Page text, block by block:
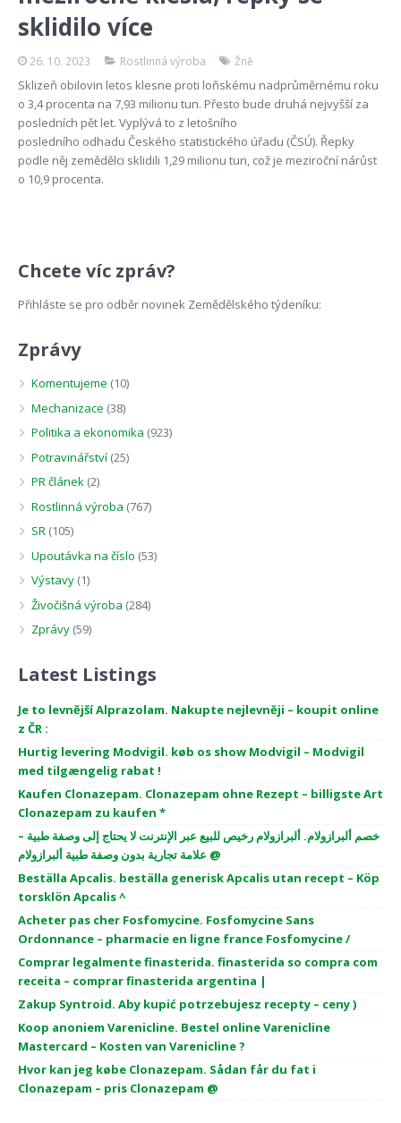
sklidilo více
26. 10. 2023 Rostlinná výroba Žně
Sklizeň obilovin letos klesne proti loňskému nadprůměrnému roku
o 3,4 procenta na 7,93 milionu tun. Přesto bude druhá nejvyšší za
posledních pět let. Vyplývá to z letošního
posledního odhadu Českého statistického úřadu (ČSÚ). Řepky
podle něj zemědělci sklidili 1,29 milionu tun, což je meziroční nárůst
o 10,9 procenta.
Chcete víc zpráv?
Přihláste se pro odběr novinek Zemědělského týdeníku:
Zprávy
Komentujeme (10)
Mechanizace (38)
Politika a ekonomika (923)
Potravinářství (25)
PR článek (2)
Rostlinná výroba (767)
SR (105)
Upoutávka na číslo (53)
Výstavy (1)
Živočišná výroba (284)
Zprávy (59)
Latest Listings
Je to levnější Alprazolam. Nakupte nejlevněji – koupit online
z ČR :
Hurtig levering Modvigil. køb os show Modvigil – Modvigil
med tilgængelig rabat !
Kaufen Clonazepam. Clonazepam ohne Rezept – billigste Art
Clonazepam zu kaufen *
خصم ألبرازولام. ألبرازولام رخيص للبيع عبر الإنترنت لا يحتاج إلى وصفة طبية –
علامة تجارية بدون وصفة طبية ألبرازولام @
Beställa Apcalis. beställa generisk Apcalis utan recept – Köp
torsklön Apcalis ^
Acheter pas cher Fosfomycine. Fosfomycine Sans
Ordonnance – pharmacie en ligne france Fosfomycine /
Comprar legalmente finasterida. finasterida so compra com
receita – comprar finasterida argentina |
Zakup Syntroid. Aby kupić potrzebujesz recepty – ceny )
Koop anoniem Varenicline. Bestel online Varenicline
Mastercard – Kosten van Varenicline ?
Hvor kan jeg købe Clonazepam. Sådan får du fat i
Clonazepam – pris Clonazepam @